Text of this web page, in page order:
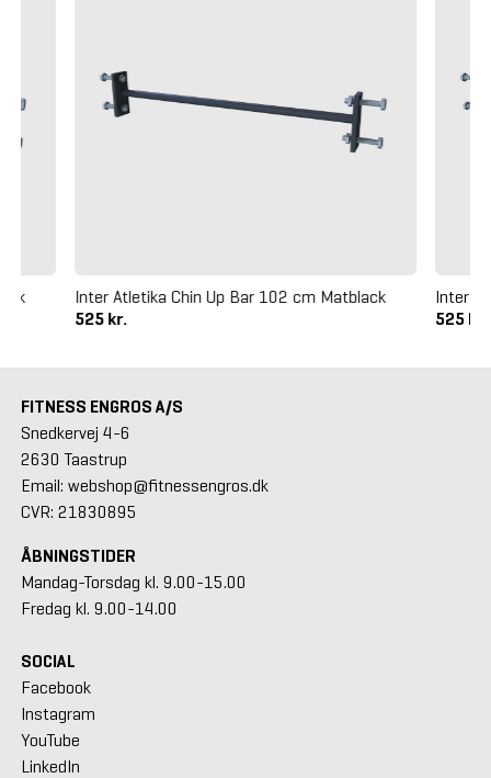
Inter Atletika Chin Up Bar 102 cm Matblack
525 kr.
Inter
525 kr.
FITNESS ENGROS A/S
Snedkervej 4-6
2630 Taastrup
Email: webshop@fitnessengros.dk
CVR: 21830895
ÅBNINGSTIDER
Mandag-Torsdag kl. 9.00-15.00
Fredag kl. 9.00-14.00
SOCIAL
Facebook
Instagram
YouTube
LinkedIn